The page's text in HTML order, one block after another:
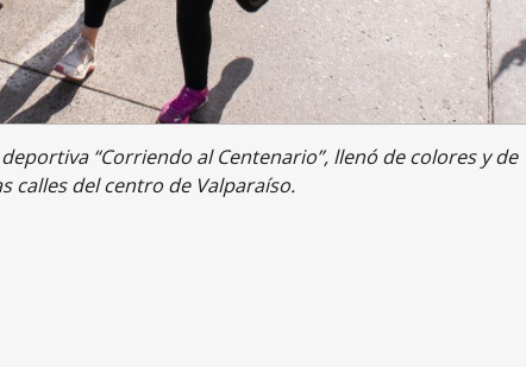
“Corriendo al Centenario”, llenó de colores y de
calles del centro de Valparaíso.